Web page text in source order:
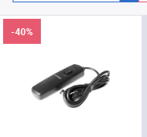
-40%